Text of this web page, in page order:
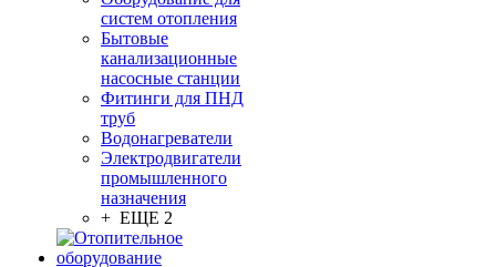
систем отопления
Бытовые
канализационные
насосные станции
Фитинги для ПНД
труб
Водонагреватели
Электродвигатели
промышленного
назначения
+ ЕЩЕ 2